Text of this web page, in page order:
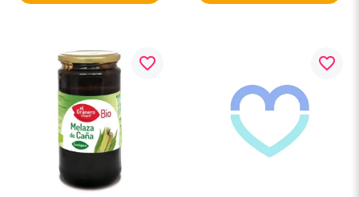
favorite_border favorite_border